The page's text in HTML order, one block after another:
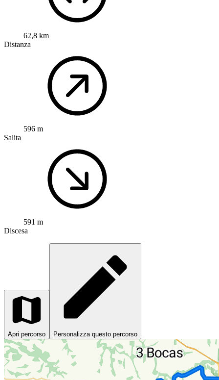
62,8 km
Distanza
596 m
Salita
591 m
Discesa
Apri percorso Personalizza questo percorso